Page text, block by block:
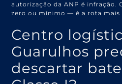
autorização da ANP é infração.
zero ou mínimo — é a rota mais
Centro
Guarulhos
descartar